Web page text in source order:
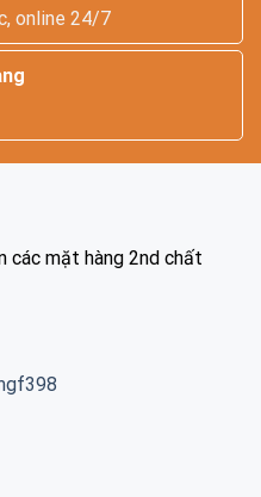
online 24/7
các mặt hàng 2nd chất